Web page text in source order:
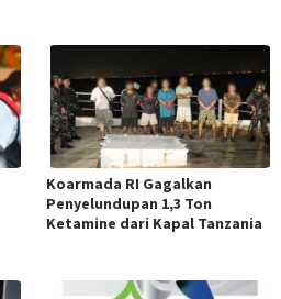
Koarmada RI Gagalkan
Penyelundupan 1,3 Ton
Ketamine dari Kapal Tanzania